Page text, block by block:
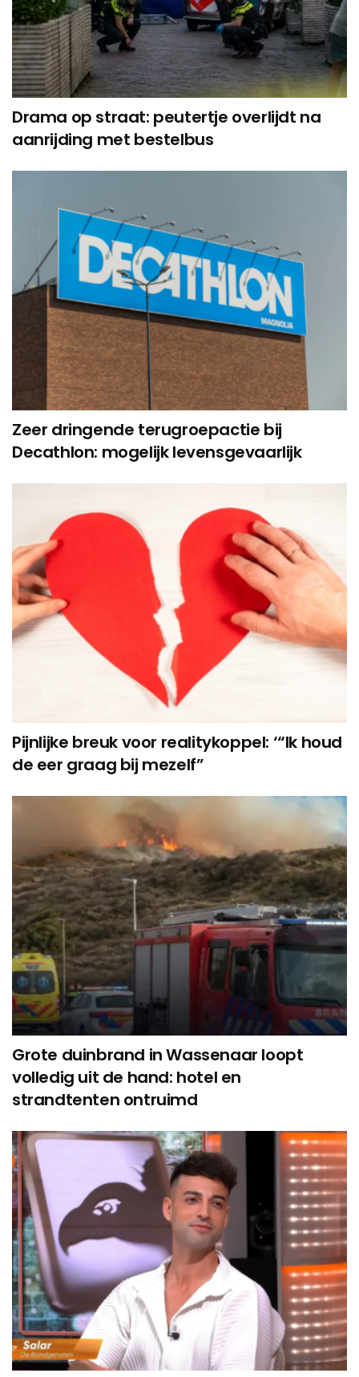
Drama op straat: peutertje overlijdt na
aanrijding met bestelbus
Zeer dringende terugroepactie bij
Decathlon: mogelijk levensgevaarlijk
Pijnlijke breuk voor realitykoppel: ‘“Ik houd
de eer graag bij mezelf”
Grote duinbrand in Wassenaar loopt
volledig uit de hand: hotel en
strandtenten ontruimd